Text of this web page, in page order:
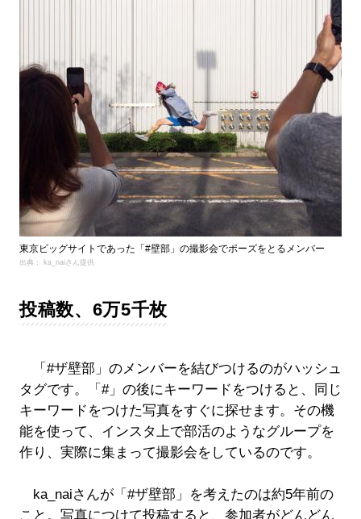
東京ビッグサイトであった「#壁部」の撮影会でポーズをとるメンバー
出典： ka_naiさん提供
投稿数、6万5千枚
「#ザ壁部」のメンバーを結びつけるのがハッシュ
タグです。「#」の後にキーワードをつけると、同じ
キーワードをつけた写真をすぐに探せます。その機
能を使って、インスタ上で部活のようなグループを
作り、実際に集まって撮影会をしているのです。
ka_naiさんが「#ザ壁部」を考えたのは約5年前の
こと。写真につけて投稿すると、参加者がどんどん